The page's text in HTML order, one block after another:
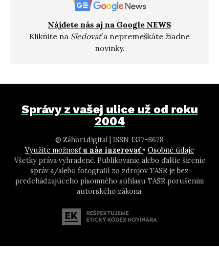
Nájdete nás aj na Google NEWS
Kliknite na Sledovaťa nepremeškáte žiadne
novinky.
Správy z vašej ulice už od roku
2004
@ Záhori.digital | ISSN 1337-8678
Využite možnosť u nás inzerovať • Osobné údaje
Všetky práva vyhradené. Publikovanie alebo ďalšie šírenie
správ a/alebo fotografií zo zdrojov TASR je bez
predchádzajúceho písomného súhlasu TASR porušením
autorského zákona.